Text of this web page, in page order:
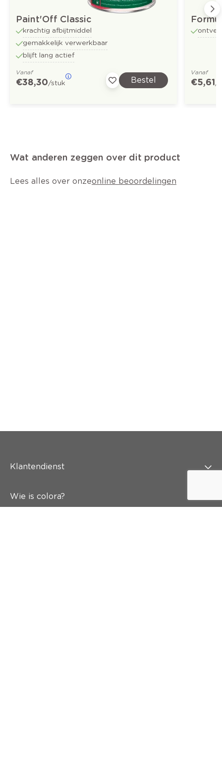
Paint'Off Classic
krachtig afbijtmiddel
gemakkelijk verwerkbaar
blijft lang actief
Vanaf
€ 38,30/stuk Bestel
Vanaf
€ 5,61/
Wat anderen zeggen over dit product
Lees alles over onzeonline beoordelingen
Klantendienst
Wie is colora?